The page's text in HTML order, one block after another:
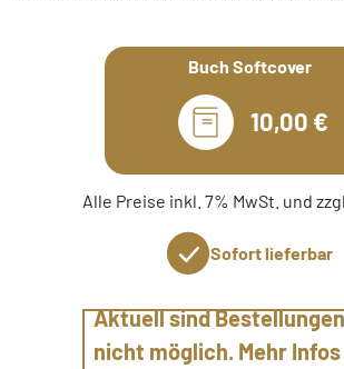
Buch Softcover
10,00 €
Alle Preise inkl. 7% MwSt. und
Sofort lieferbar
Aktuell sind Bestellungen
nicht möglich. Mehr Infos